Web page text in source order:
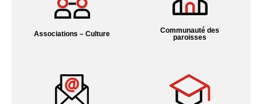
Associations – Culture
Communauté des
paroisses